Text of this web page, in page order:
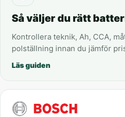
Så väljer du rätt
Kontrollera teknik, Ah, CCA,
polställning innan du jämför
Läs guiden